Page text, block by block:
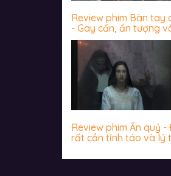
Review phim Bàn tay
- Gay cấn, ấn tượng
Review phim Ấn quỷ -
rất cần tỉnh táo và lý